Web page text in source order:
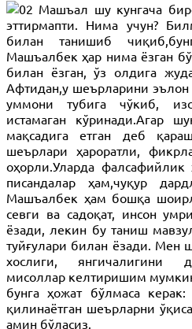
Машъал шу кунгача
эттирмапти. Нима учун?
билан танишиб
Машъалбек ҳар нима ёзган
билан ёзган, ўз олдига
Афтидан,у шеърларини эълон
уммони тубига чўкиб,
истамаган кўринади.Агар
мақсадига етган деб
шеърлари ҳароратли,
оҳорли.Уларда
писандалар ҳам,чуқур
Машъалбек ҳам бошқа
севги ва садоқат, инсон
ёзади, лекин бу таниш
туйғулари билан ёзади. Мен
хослиги, янгичалигини
мисоллар келтиришим
бунга ҳожат бўлмаса
қилинаётган шеърларни
амин бўласиз.